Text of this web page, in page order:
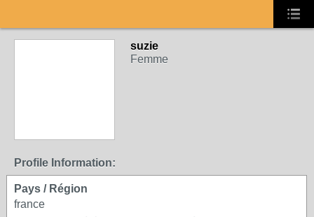
suzie
Femme
Profile Information:
Pays / Région
france